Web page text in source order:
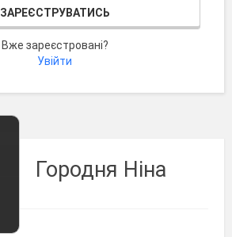
ЗАРЕЄСТРУВАТИСЬ
Вже зареєстровані?
Увійти
Городня Ніна